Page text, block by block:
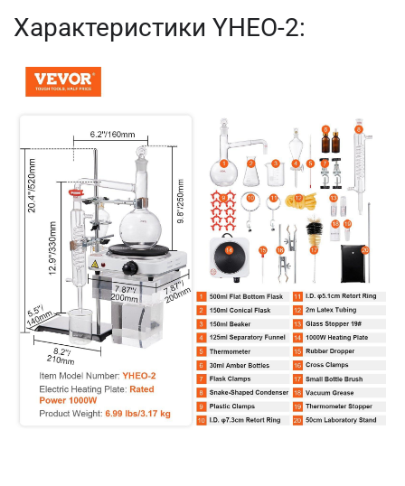
Характеристики YHEO-2: